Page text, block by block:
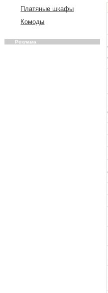
Платяные шкафы
Комоды
Реклама